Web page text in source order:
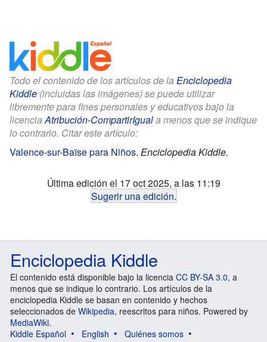
Todo el contenido de los artículos de la Enciclopedia
Kiddle (incluidas las imágenes) se puede utilizar
libremente para fines personales y educativos bajo la
licenciaAtribución-CompartirIguala menos que se indique
lo contrario. Citar este artículo:
Valence-sur-Baïse para Niños. Enciclopedia Kiddle.
Última edición el 17 oct 2025, a las 11:19
Sugerir una edición.
Enciclopedia Kiddle
El contenido está disponible bajo la licencia CC BY-SA 3.0, a
menos que se indique lo contrario. Los artículos de la
enciclopedia Kiddle se basan en contenido y hechos
seleccionados de Wikipedia, reescritos para niños. Powered by
MediaWiki.
Kiddle Español
English
Quiénes somos